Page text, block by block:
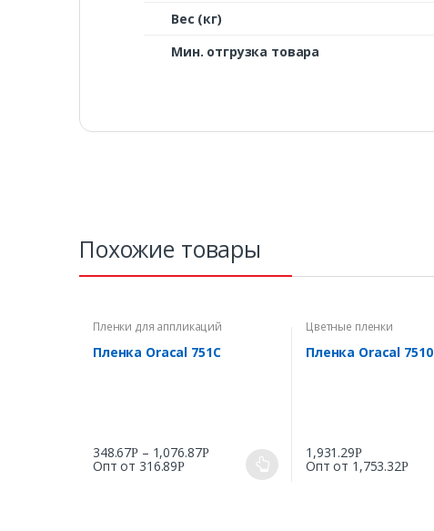
Вес (кг)
Мин. отгрузка товара
Похожие товары
Пленки для аппликаций
Пленка Oracal 751C
348.67Р – 1,076.87Р
Опт от 316.89Р
Цветные пленки
Пленка Oracal 7510
1,931.29Р
Опт от 1,753.32Р